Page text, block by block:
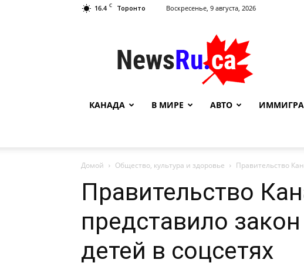
16.4 C Торонто Воскресенье, 9 августа, 2026
NewsRu.Ca
КАНАДА В МИРЕ АВТО
Домой Общество, культура и здоровье Правительство
Правительство
представило
детей в соцсетях